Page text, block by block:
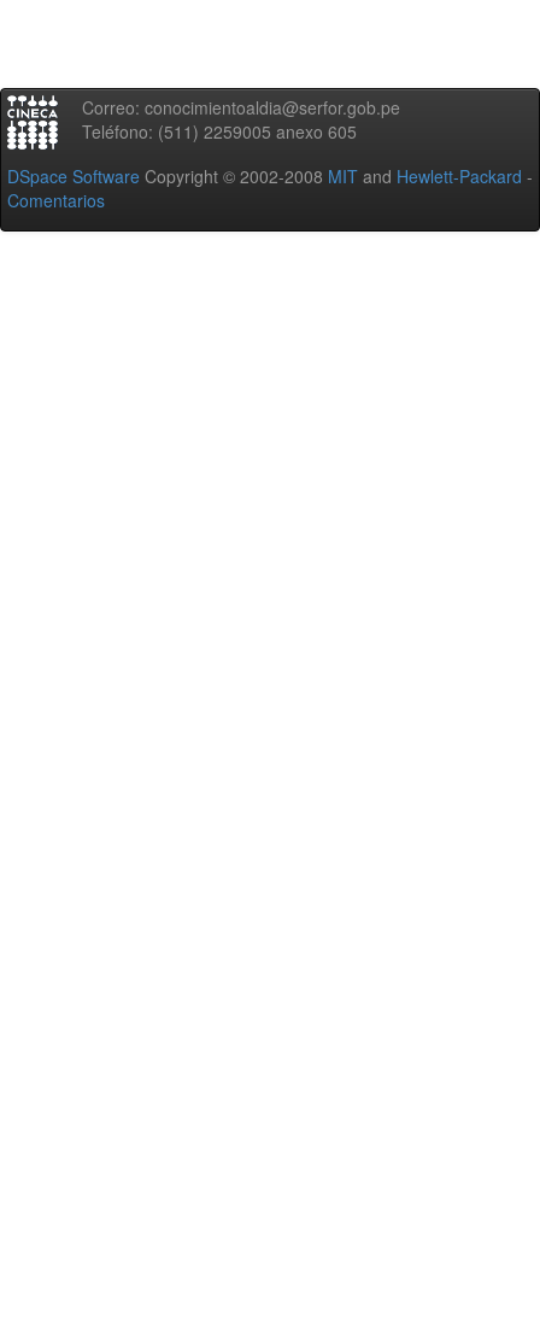
Correo: conocimientoaldia@serfor.gob.pe
Teléfono: (511) 2259005 anexo 605
DSpace Software Copyright © 2002-2008 MIT and Hewlett-Packard -
Comentarios